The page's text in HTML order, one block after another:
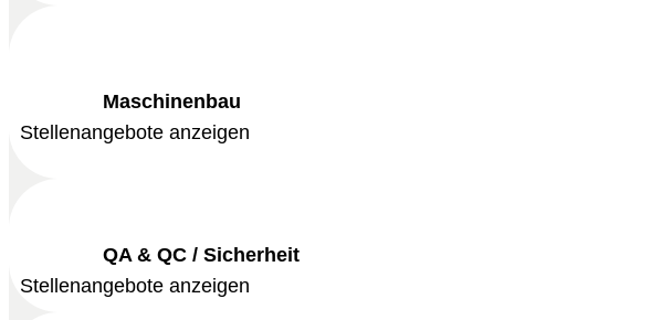
Maschinenbau
Stellenangebote anzeigen
QA & QC / Sicherheit
Stellenangebote anzeigen